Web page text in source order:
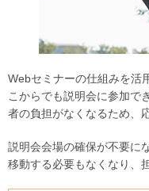
Webセミナーの仕組みを活
こからでも説明会に参加で
者の負担がなくなるため、
説明会会場の確保が不要に
移動する必要もなくなり、